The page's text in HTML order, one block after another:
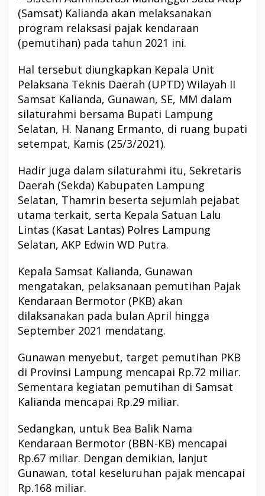
(Samsat) Kalianda akan melaksanakan
program relaksasi pajak kendaraan
(pemutihan) pada tahun 2021 ini.
Hal tersebut diungkapkan Kepala Unit
Pelaksana Teknis Daerah (UPTD) Wilayah II
Samsat Kalianda, Gunawan, SE, MM dalam
silaturahmi bersama Bupati Lampung
Selatan, H. Nanang Ermanto, di ruang bupati
setempat, Kamis (25/3/2021).
Hadir juga dalam silaturahmi itu, Sekretaris
Daerah (Sekda) Kabupaten Lampung
Selatan, Thamrin beserta sejumlah pejabat
utama terkait, serta Kepala Satuan Lalu
Lintas (Kasat Lantas) Polres Lampung
Selatan, AKP Edwin WD Putra.
Kepala Samsat Kalianda, Gunawan
mengatakan, pelaksanaan pemutihan Pajak
Kendaraan Bermotor (PKB) akan
dilaksanakan pada bulan April hingga
September 2021 mendatang.
Gunawan menyebut, target pemutihan PKB
di Provinsi Lampung mencapai Rp.72 miliar.
Sementara kegiatan pemutihan di Samsat
Kalianda mencapai Rp.29 miliar.
Sedangkan, untuk Bea Balik Nama
Kendaraan Bermotor (BBN-KB) mencapai
Rp.67 miliar. Dengan demikian, lanjut
Gunawan, total keseluruhan pajak mencapai
Rp.168 miliar.